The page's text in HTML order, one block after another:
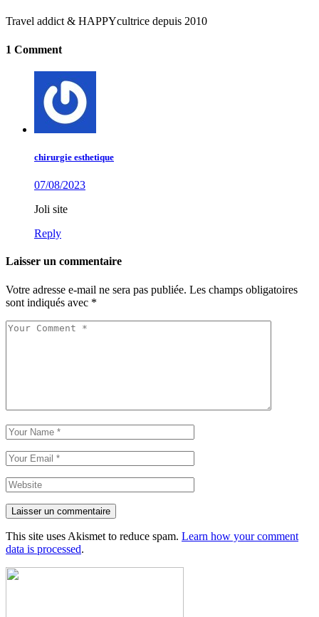
Travel addict & HAPPYcultrice depuis 2010
1 Comment
chirurgie esthetique
07/08/2023
Joli site
Reply
Laisser un commentaire
Votre adresse e-mail ne sera pas publiée. Les champs obligatoires
sont indiqués avec *
Laisser un commentaire
This site uses Akismet to reduce spam. Learn how your comment
data is processed.